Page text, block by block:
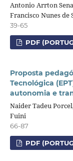
Antonio Arrton
Francisco Nunes de
39-65
PDF
Proposta
Tecnológica
autonomia e
Naider Tadeu
Fuini
66-87
PDF